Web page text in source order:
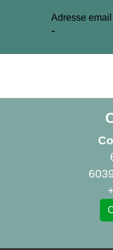
Adresse email
-